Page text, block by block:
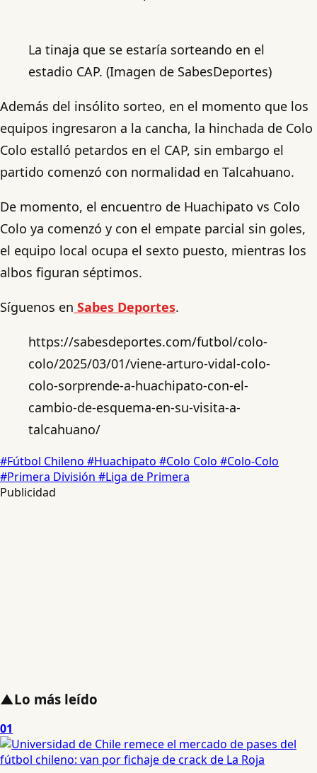
La tinaja que se estaría sorteando en el
estadio CAP. (Imagen de SabesDeportes)
Además del insólito sorteo, en el momento que los
equipos ingresaron a la cancha, la hinchada de Colo
Colo estalló petardos en el CAP, sin embargo el
partido comenzó con normalidad en Talcahuano.
De momento, el encuentro de Huachipato vs Colo
Colo ya comenzó y con el empate parcial sin goles,
el equipo local ocupa el sexto puesto, mientras los
albos figuran séptimos.
Síguenos en Sabes Deportes.
https://sabesdeportes.com/futbol/colo-
colo/2025/03/01/viene-arturo-vidal-colo-
colo-sorprende-a-huachipato-con-el-
cambio-de-esquema-en-su-visita-a-
talcahuano/
#Fútbol Chileno #Huachipato #Colo Colo #Colo-Colo
#Primera División #Liga de Primera
Publicidad
▲Lo más leído
01